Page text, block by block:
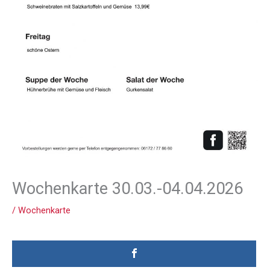
Wochenkarte 30.03.-04.04.2026
/ Wochenkarte